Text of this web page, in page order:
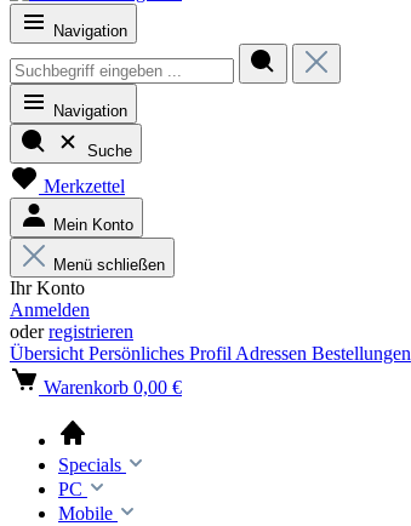
Navigation
Navigation
Suche
Merkzettel
Mein Konto
Menü schließen
Ihr Konto
Anmelden
oderregistrieren
Übersicht Persönliches Profil Adressen Bestellungen
Warenkorb 0,00 €
Specials
PC
Mobile